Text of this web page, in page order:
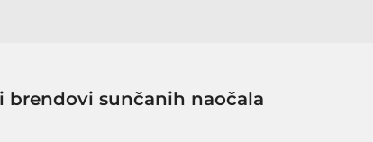
brendovi sunčanih naočala